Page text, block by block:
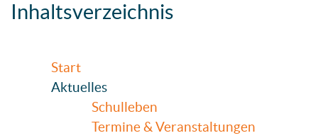
Inhaltsverzeichnis
Start
Aktuelles
Schulleben
Termine & Veranstaltungen